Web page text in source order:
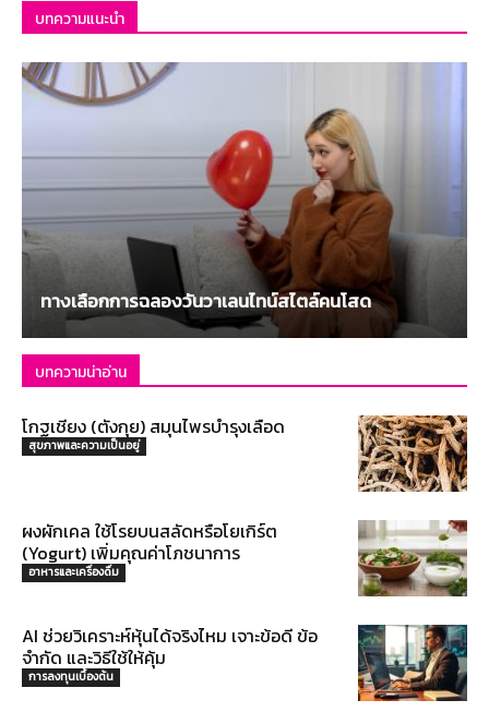
บทความแนะนำ
ทางเลือกการฉลองวันวาเลนไทน์สไตล์คนโสด
บทความน่าอ่าน
โกฐเชียง (ตังกุย) สมุนไพรบำรุงเลือด
สุขภาพและความเป็นอยู่
ผงผักเคล ใช้โรยบนสลัดหรือโยเกิร์ต
(Yogurt) เพิ่มคุณค่าโภชนาการ
อาหารและเครื่องดื่ม
AI ช่วยวิเคราะห์หุ้นได้จริงไหม เจาะข้อดี ข้อ
จำกัด และวิธีใช้ให้คุ้ม
การลงทุนเบื้องต้น